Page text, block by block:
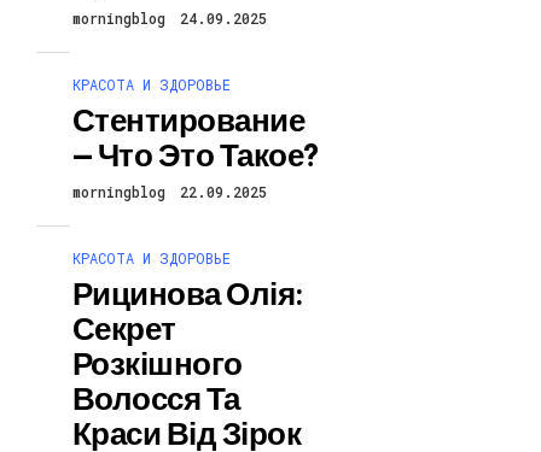
morningblog 24.09.2025
КРАСОТА И ЗДОРОВЬЕ
Стентирование
— Что Это Такое?
morningblog 22.09.2025
КРАСОТА И ЗДОРОВЬЕ
Рицинова Олія:
Секрет
Розкішного
Волосся Та
Краси Від Зірок